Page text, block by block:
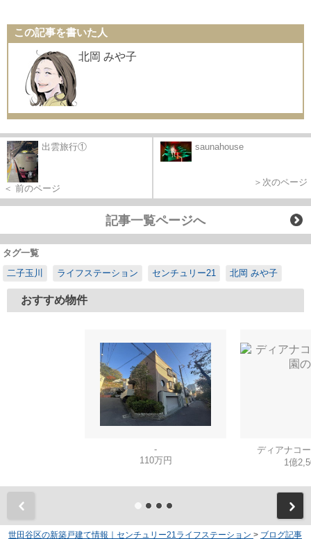
この記事を書いた人
北岡 みや子
出雲旅行①
＜ 前のページ
saunahouse
＞次のページ
記事一覧ページへ
タグ一覧
二子玉川
ライフステーション センチュリー21 北岡 みや子
おすすめ物件
-
110万円
ディアナコ
1億
世田谷区の新築戸建て情報｜センチュリー21ライフステーション > ブログ記事